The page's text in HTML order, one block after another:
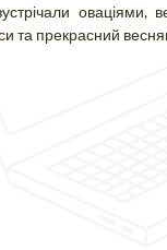
оваціями,
та прекрасний